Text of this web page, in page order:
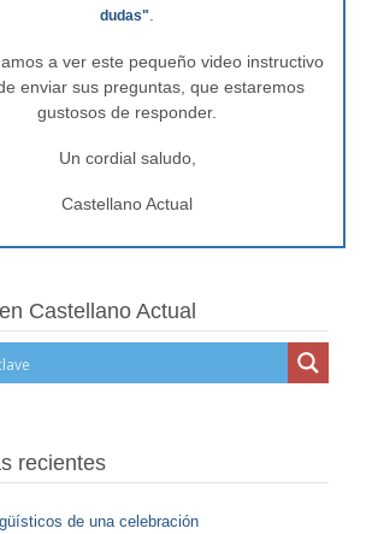
dudas"
a ver este pequeño video instructivo
enviar sus preguntas, que estaremos
gustosos de responder.
Un cordial saludo,
Castellano Actual
Castellano Actual
recientes
de una celebración